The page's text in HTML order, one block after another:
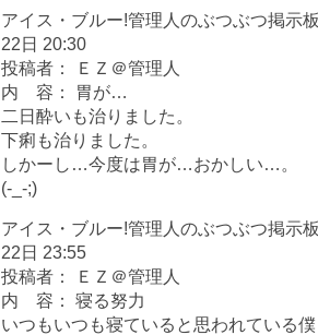
アイス・ブルー!管理人のぶつぶつ掲示
22日 20:30
投稿者： ＥＺ＠管理人
内 容： 胃が…
二日酔いも治りました。
下痢も治りました。
しかーし…今度は胃が…おかしい…。
(-_-;)
アイス・ブルー!管理人のぶつぶつ掲示
22日 23:55
投稿者： ＥＺ＠管理人
内 容： 寝る努力
いつもいつも寝ていると思われている